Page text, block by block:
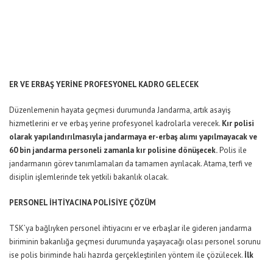
ER VE ERBAŞ YERİNE PROFESYONEL KADRO GELECEK
Düzenlemenin hayata geçmesi durumunda Jandarma, artık asayiş
hizmetlerini er ve erbaş yerine profesyonel kadrolarla verecek. Kır polisi
olarak yapılandırılmasıyla jandarmaya er-erbaş alımı yapılmayacak ve
60 bin jandarma personeli zamanla kır polisine dönüşecek.Polis ile
jandarmanın görev tanımlamaları da tamamen ayrılacak. Atama, terfi ve
disiplin işlemlerinde tek yetkili bakanlık olacak.
PERSONEL İHTİYACINA POLİSİYE ÇÖZÜM
TSK’ya bağlıyken personel ihtiyacını er ve erbaşlar ile gideren jandarma
biriminin bakanlığa geçmesi durumunda yaşayacağı olası personel sorunu
ise polis biriminde hali hazırda gerçekleştirilen yöntem ile çözülecek.İlk